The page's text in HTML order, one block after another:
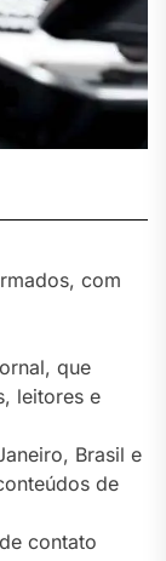
com
que
leitores e
Brasil e
de
contato